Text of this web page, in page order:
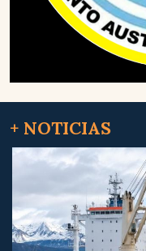
+ NOTICIAS